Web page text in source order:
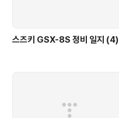
스즈키 GSX-8S 정비 일지 (4)